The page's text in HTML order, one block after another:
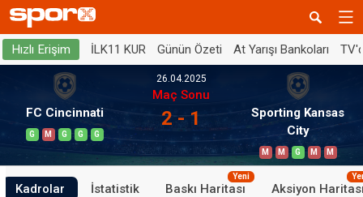
Hızlı Erişim İLK11 KUR Günün Özeti At Yarışı Bankoları
FC Cincinnati
G M G G G
26.04.2025
Maç Sonu
2 - 1
Sporting Kansas
City
M M G M M
Kadrolar İstatistik Baskı Haritası
Yeni
Aksiyon